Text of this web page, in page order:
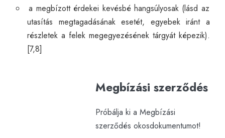
a megbízott érdekei kevésbé hangsúlyosak (lásd az
utasítás megtagadásának esetét, egyebek iránt a
részletek a felek megegyezésének tárgyát képezik).
[7,8]
Megbízási szerződés
Próbálja ki a Megbízási
szerződés okosdokumentumot!